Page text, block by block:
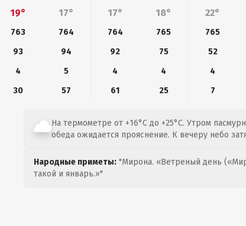
19°
17° 17° 18° 22°
763 764 764 765 765
93
94 92 75 52
4
5 4 4 4
30
57 61 25 7
На термометре от +16°C до +25°C. Утром
обеда ожидается прояснение. К вечеру небо
Народные приметы: "Мирона. «Ветреный день
такой и январь.»"